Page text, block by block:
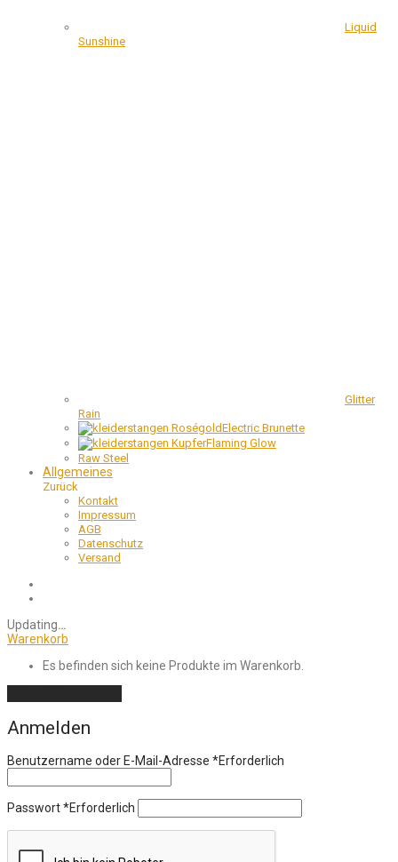
Liquid
Sunshine
Glitter
Rain
Electric Brunette
Flaming Glow
Raw Steel
Allgemeines
Zurück
Kontakt
Impressum
AGB
Datenschutz
Versand
Updating…
Warenkorb
Es befinden sich keine Produkte im Warenkorb.
Anmelden
Benutzername oder E-Mail-Adresse *Erforderlich
Passwort*Erforderlich